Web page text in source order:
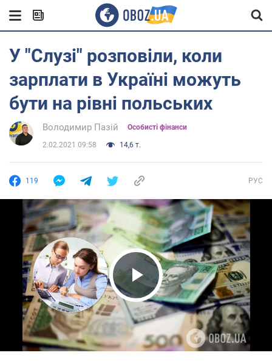
У "Слузі" розповіли, коли
зарплати в Україні можуть
бути на рівні польських
Володимир Пазій Особисті фінанси
2.02.2021 09:58 14,6 т.
119 РУС
Play Video